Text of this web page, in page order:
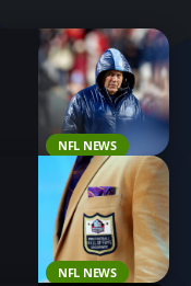
NFL NEWS
NFL NEWS